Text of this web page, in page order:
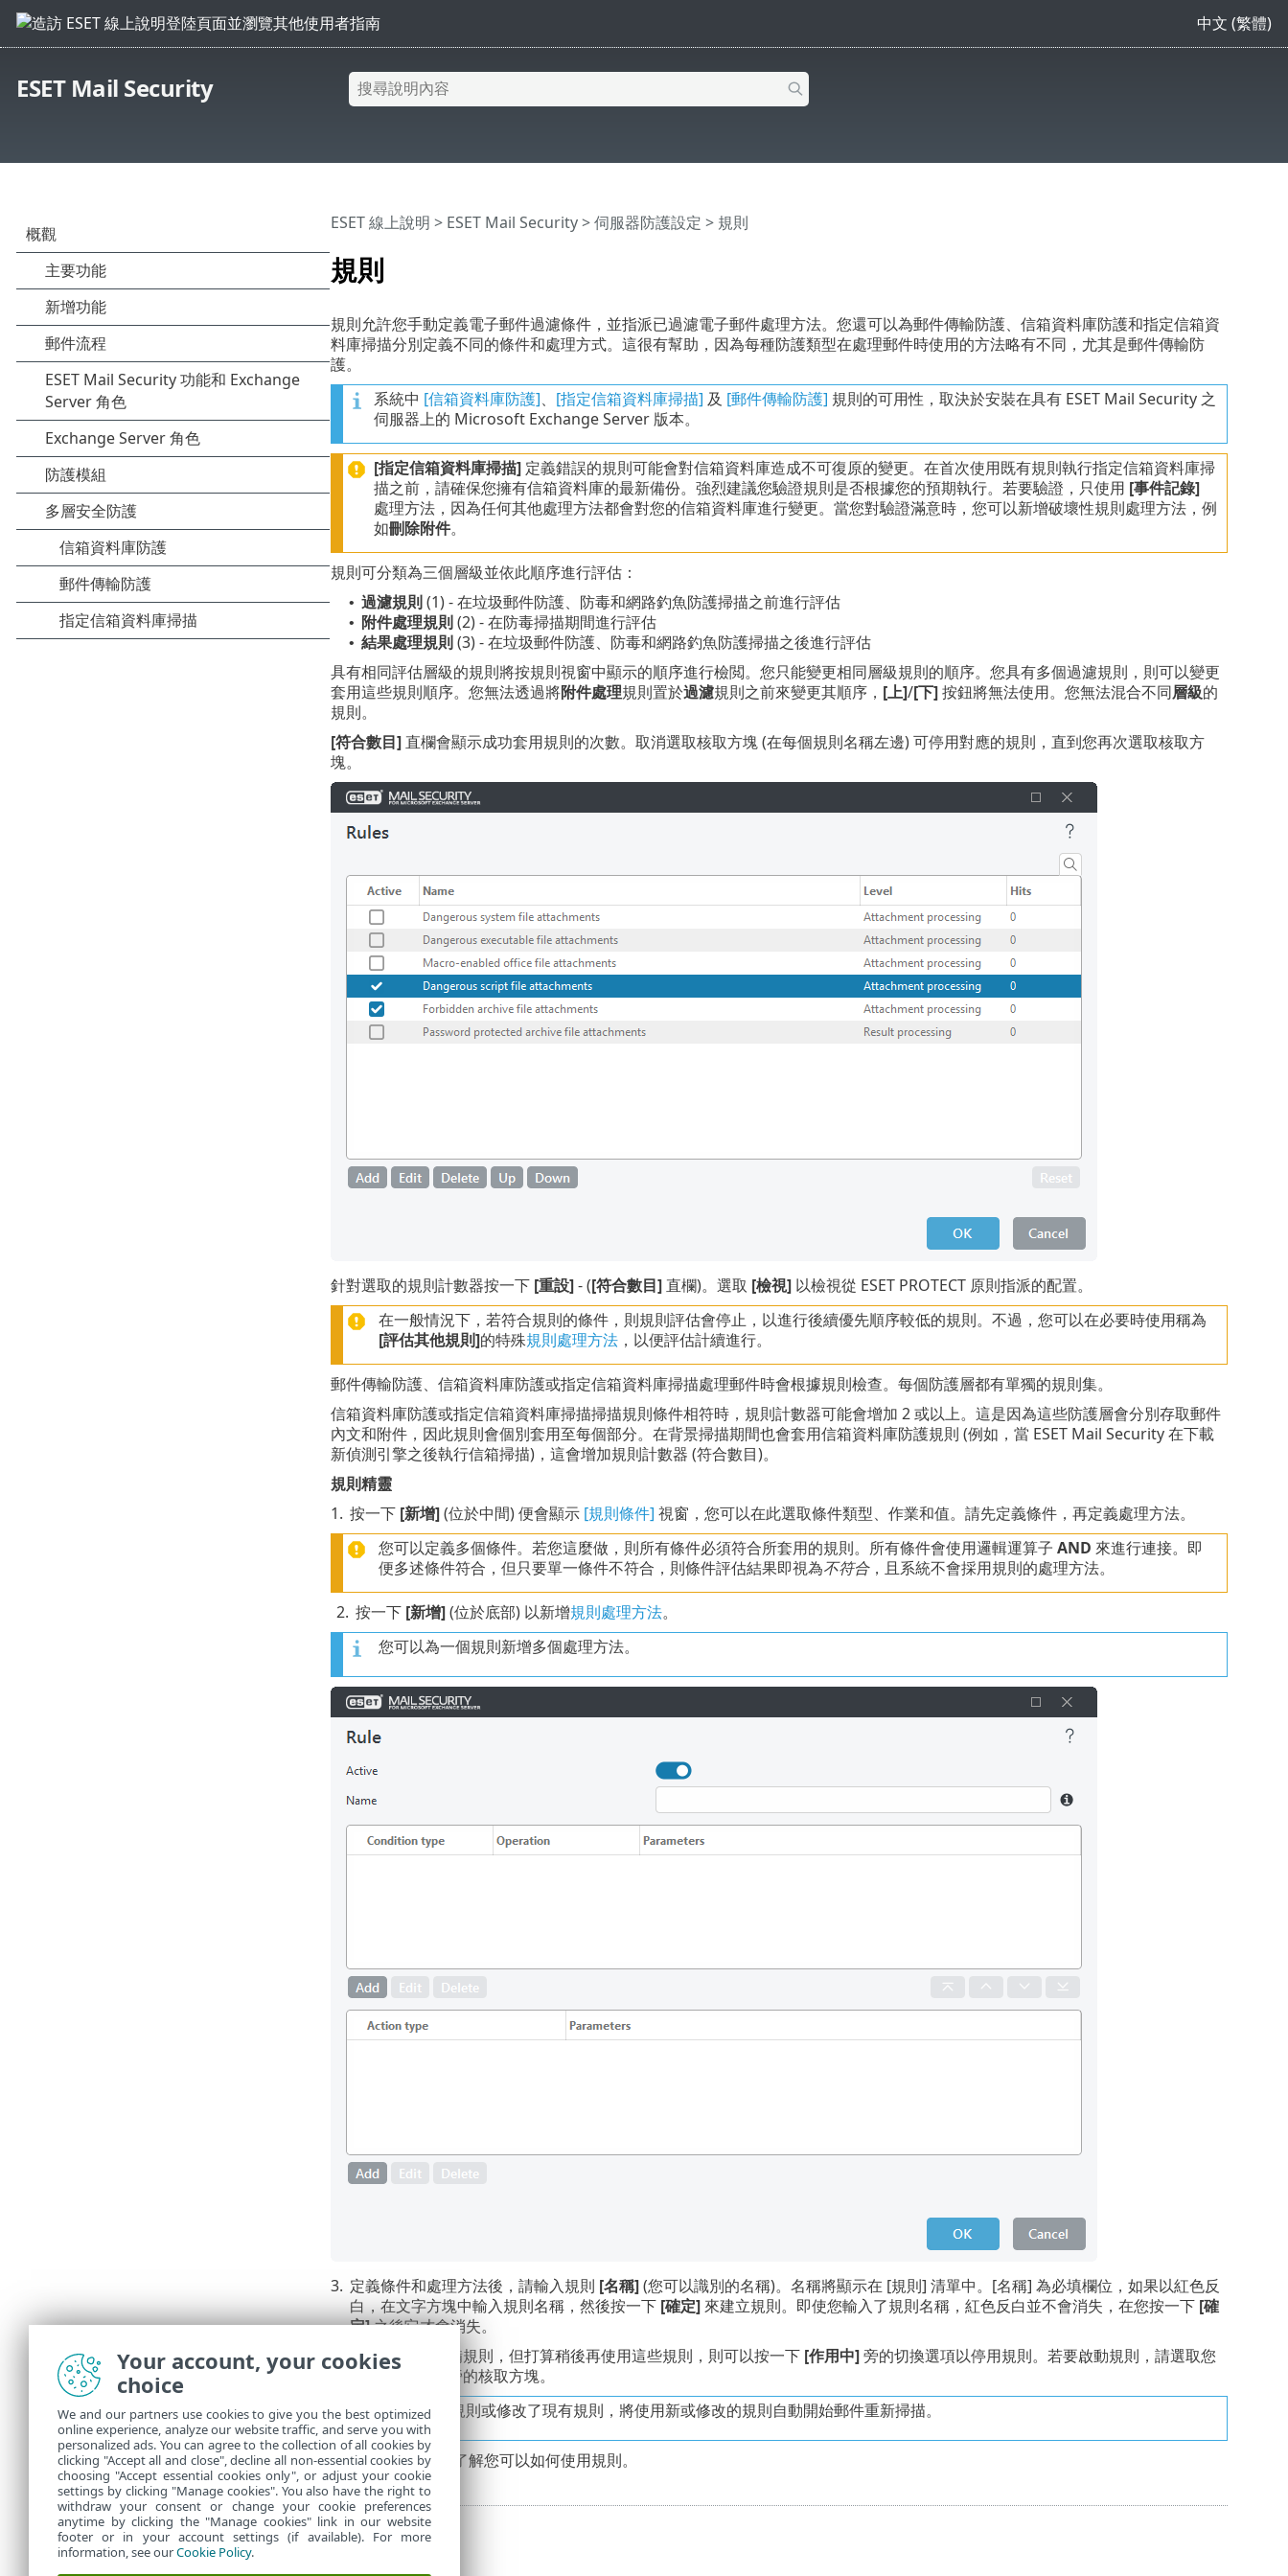
中文 (繁體)
ESET Mail Security
規則
ESET 線上說明 > ESET Mail Security>伺服器防護設定 > 規則
規則允許您手動定義電子郵件過濾條件，並指派已過濾電子郵件處理方法。您還可以為郵件傳輸防護、信箱資料庫防護和指定信箱資
料庫掃描分別定義不同的條件和處理方式。這很有幫助，因為每種防護類型在處理郵件時使用的方法略有不同，尤其是郵件傳輸防
護。
系統中 [信箱資料庫防護]、 [指定信箱資料庫掃描] 及 [郵件傳輸防護] 規則的可用性，取決於安裝在具有 ESET Mail Security 之
伺服器上的 Microsoft Exchange Server 版本。
[指定信箱資料庫掃描]定義錯誤的規則可能會對信箱資料庫造成不可復原的變更。在首次使用既有規則執行指定信箱資料庫掃
描之前，請確保您擁有信箱資料庫的最新備份。強烈建議您驗證規則是否根據您的預期執行。若要驗證，只使用 [事件記錄]
處理方法，因為任何其他處理方法都會對您的信箱資料庫進行變更。當您對驗證滿意時，您可以新增破壞性規則處理方法，例
如刪除附件。
規則可分類為三個層級並依此順序進行評估：
• 過濾規則(1) - 在垃圾郵件防護、防毒和網路釣魚防護掃描之前進行評估
• 附件處理規則(2) - 在防毒掃描期間進行評估
• 結果處理規則(3) - 在垃圾郵件防護、防毒和網路釣魚防護掃描之後進行評估
具有相同評估層級的規則將按規則視窗中顯示的順序進行檢閲。您只能變更相同層級規則的順序。您具有多個過濾規則，則可以變更
套用這些規則順序。您無法透過將附件處理規則置於過濾規則之前來變更其順序， [上]/[下]按鈕將無法使用。您無法混合不同層級的
規則。
[符合數目]直欄會顯示成功套用規則的次數。取消選取核取方塊 (在每個規則名稱左邊) 可停用對應的規則，直到您再次選取核取方
塊。
針對選取的規則計數器按一下 [重設]- ([符合數目]直欄)。選取 [檢視]以檢視從 ESET PROTECT 原則指派的配置。
在一般情況下，若符合規則的條件，則規則評估會停止，以進行後續優先順序較低的規則。不過，您可以在必要時使用稱為
[評估其他規則]的特殊規則處理方法，以便評估計續進行。
郵件傳輸防護、信箱資料庫防護或指定信箱資料庫掃描處理郵件時會根據規則檢查。每個防護層都有單獨的規則集。
信箱資料庫防護或指定信箱資料庫掃描掃描規則條件相符時，規則計數器可能會增加 2 或以上。這是因為這些防護層會分別存取郵件
內文和附件，因此規則會個別套用至每個部分。在背景掃描期間也會套用信箱資料庫防護規則 (例如，當 ESET Mail Security 在下載
新偵測引擎之後執行信箱掃描)，這會增加規則計數器 (符合數目)。
規則精靈
1. 按一下 [新增](位於中間) 便會顯示 [規則條件] 視窗，您可以在此選取條件類型、作業和值。請先定義條件，再定義處理方法。
您可以定義多個條件。若您這麼做，則所有條件必須符合所套用的規則。所有條件會使用邏輯運算子 AND 來進行連接。即
便多述條件符合，但只要單一條件不符合，則條件評估結果即視為不符合，且系統不會採用規則的處理方法。
2. 按一下 [新增](位於底部) 以新增規則處理方法。
您可以為一個規則新增多個處理方法。
3. 定義條件和處理方法後，請輸入規則 [名稱](您可以識別的名稱)。名稱將顯示在 [規則] 清單中。[名稱] 為必填欄位，如果以紅色反
白，在文字方塊中輸入規則名稱，然後按一下 [確定]來建立規則。即使您輸入了規則名稱，紅色反白並不會消失，在您按一下 [確
定]之後它才會消失。
4. 如果您想要準備規則，但打算稍後再使用這些規則，則可以按一下 [作用中]旁的切換選項以停用規則。若要啟動規則，請選取您
要啟動之規則旁的核取方塊。
如果新增了規則或修改了現有規則，將使用新或修改的規則自動開始郵件重新掃描。
請參閱規則範例 ，了解您可以如何使用規則。
Your account, your cookies
choice
We and our partners use cookies to give you the best optimized
online experience, analyze our website traffic, and serve you with
personalized ads. You can agree to the collection of all cookies by
clicking "Accept all and close", decline all non-essential cookies by
choosing "Accept essential cookies only", or adjust your cookie
settings by clicking "Manage cookies". You also have the right to
withdraw your consent or change your cookie preferences
anytime by clicking the "Manage cookies" link in our website
footer or in your account settings (if available). For more
information, see ourCookie Policy.